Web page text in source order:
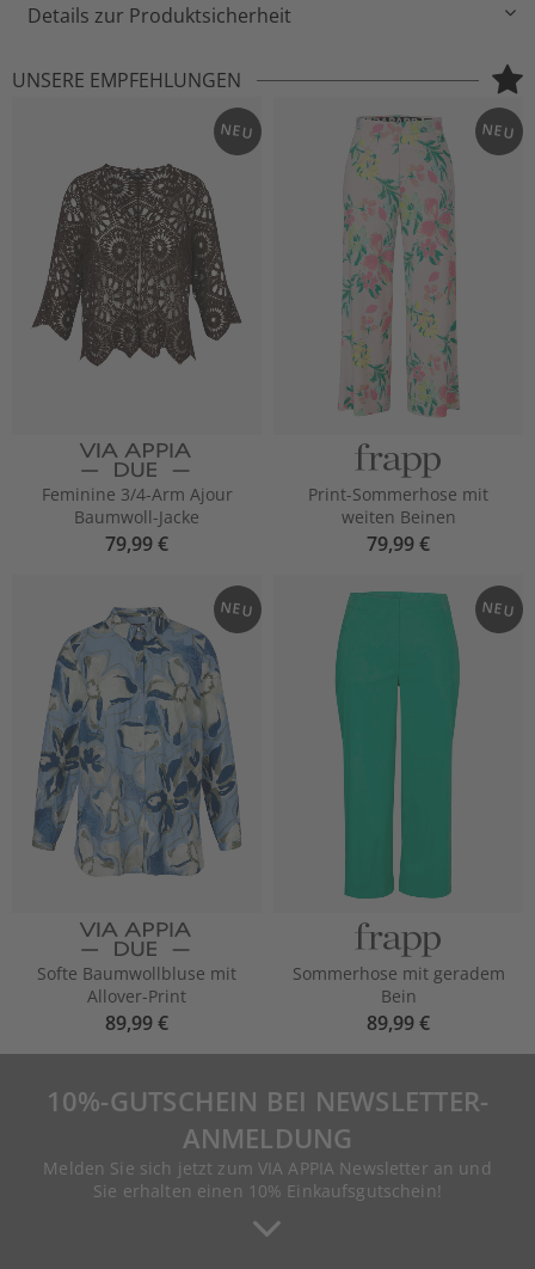
Details zur Produktsicherheit
UNSERE EMPFEHLUNGEN
NEU
Feminine 3/4-Arm Ajour
Baumwoll-Jacke
79,99 €
NEU
Print-Sommerhose mit
weiten Beinen
79,99 €
NEU
Softe Baumwollbluse mit
Allover-Print
89,99 €
NEU
Sommerhose mit geradem
Bein
89,99 €
10%-GUTSCHEIN BEI NEWSLETTER-
ANMELDUNG
Melden Sie sich jetzt zum VIA APPIA Newsletter an und
Sie erhalten einen 10% Einkaufsgutschein!